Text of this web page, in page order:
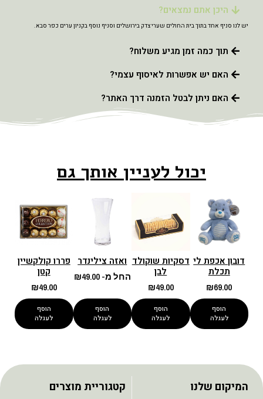
היכן אתם נמצאים?
יש לנו סניף אחד בתוך בית החולים שערי צדק בירושלים וסניף נוסף בקניון ערים כפר סבא.
תוך כמה זמן מגיע משלוח?
האם יש אפשרות לאיסוף עצמי?
האם ניתן לבטל הזמנה דרך האתר?
יכול לעניין אותך גם
דובון אכפת לי
תכלת
₪69.00
הוסף
לעגלה
דסקיות שוקולד
לבן
₪49.00
הוסף
לעגלה
ואזה צילינדר
החל מ- ₪49.00
הוסף
לעגלה
פררו קולקשיין
קטן
₪49.00
הוסף
לעגלה
המיקום שלנו קטגוריית מוצרים